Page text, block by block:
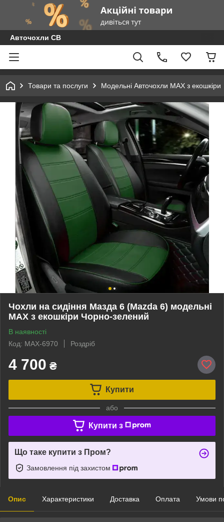
Авточохли СВ
Товари та послуги Модельні Авточохли MAX з екошкіри
Чохли на сидіння Мазда 6 (Mazda 6) модельні
MAX з екошкіри Чорно-зелений
В наявності
Код: MAX-6970
Роздріб
4 700 ₴
Купити
або
Купити з
Що таке купити з Пром?
Замовлення під захистом
Опис Характеристики Доставка Оплата Умови